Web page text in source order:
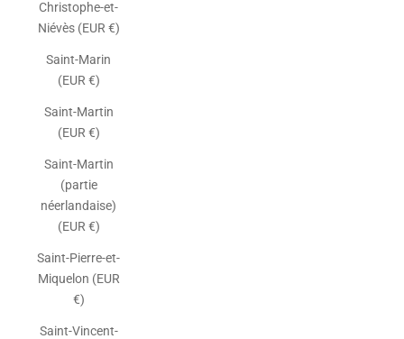
Christophe-et-
Niévès (EUR €)
Saint-Marin
(EUR €)
Saint-Martin
(EUR €)
Saint-Martin
(partie
néerlandaise)
(EUR €)
Saint-Pierre-et-
Miquelon (EUR
€)
Saint-Vincent-